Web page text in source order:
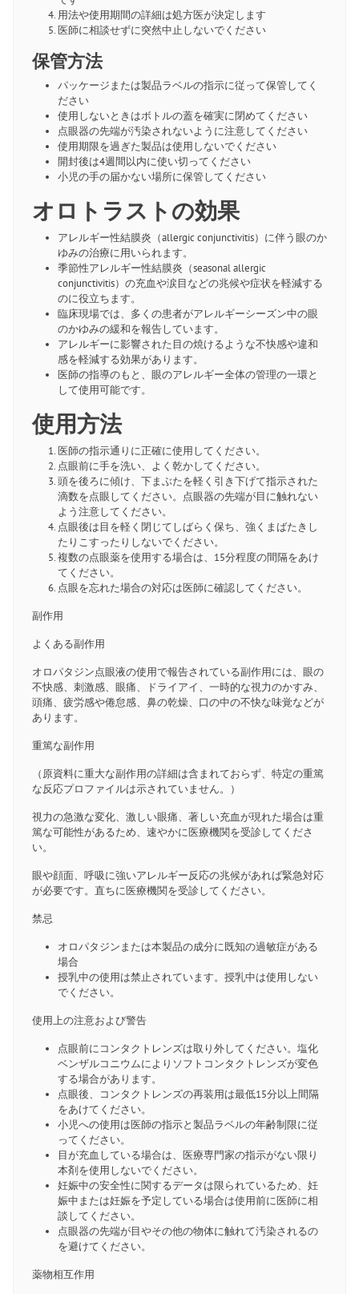
用法や使用期間の詳細は処方医が決定します
医師に相談せずに突然中止しないでください
保管方法
パッケージまたは製品ラベルの指示に従って保管してく
ださい
使用しないときはボトルの蓋を確実に閉めてください
点眼器の先端が汚染されないように注意してください
使用期限を過ぎた製品は使用しないでください
開封後は4週間以内に使い切ってください
小児の手の届かない場所に保管してください
オロトラストの効果
アレルギー性結膜炎（allergic conjunctivitis）に伴う眼のか
ゆみの治療に用いられます。
季節性アレルギー性結膜炎（seasonal allergic
conjunctivitis）の充血や涙目などの兆候や症状を軽減する
のに役立ちます。
臨床現場では、多くの患者がアレルギーシーズン中の眼
のかゆみの緩和を報告しています。
アレルギーに影響された目の焼けるような不快感や違和
感を軽減する効果があります。
医師の指導のもと、眼のアレルギー全体の管理の一環と
して使用可能です。
使用方法
医師の指示通りに正確に使用してください。
点眼前に手を洗い、よく乾かしてください。
頭を後ろに傾け、下まぶたを軽く引き下げて指示された
滴数を点眼してください。点眼器の先端が目に触れない
よう注意してください。
点眼後は目を軽く閉じてしばらく保ち、強くまばたきし
たりこすったりしないでください。
複数の点眼薬を使用する場合は、15分程度の間隔をあけ
てください。
点眼を忘れた場合の対応は医師に確認してください。
副作用
よくある副作用
オロパタジン点眼液の使用で報告されている副作用には、眼の
不快感、刺激感、眼痛、ドライアイ、一時的な視力のかすみ、
頭痛、疲労感や倦怠感、鼻の乾燥、口の中の不快な味覚などが
あります。
重篤な副作用
（原資料に重大な副作用の詳細は含まれておらず、特定の重篤
な反応プロファイルは示されていません。）
視力の急激な変化、激しい眼痛、著しい充血が現れた場合は重
篤な可能性があるため、速やかに医療機関を受診してくださ
い。
眼や顔面、呼吸に強いアレルギー反応の兆候があれば緊急対応
が必要です。直ちに医療機関を受診してください。
禁忌
オロパタジンまたは本製品の成分に既知の過敏症がある
場合
授乳中の使用は禁止されています。授乳中は使用しない
でください。
使用上の注意および警告
点眼前にコンタクトレンズは取り外してください。塩化
ベンザルコニウムによりソフトコンタクトレンズが変色
する場合があります。
点眼後、コンタクトレンズの再装用は最低15分以上間隔
をあけてください。
小児への使用は医師の指示と製品ラベルの年齢制限に従
ってください。
目が充血している場合は、医療専門家の指示がない限り
本剤を使用しないでください。
妊娠中の安全性に関するデータは限られているため、妊
娠中または妊娠を予定している場合は使用前に医師に相
談してください。
点眼器の先端が目やその他の物体に触れて汚染されるの
を避けてください。
薬物相互作用